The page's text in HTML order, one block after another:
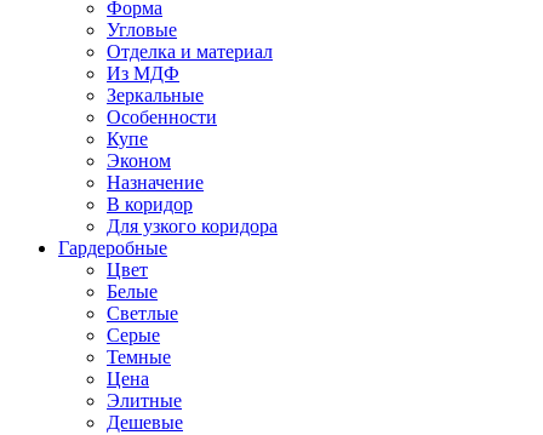
Форма
Угловые
Отделка и материал
Из МДФ
Зеркальные
Особенности
Купе
Эконом
Назначение
В коридор
Для узкого коридора
Гардеробные
Цвет
Белые
Светлые
Серые
Темные
Цена
Элитные
Дешевые